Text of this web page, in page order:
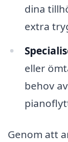
dina
extra
eller
behov
Genom att